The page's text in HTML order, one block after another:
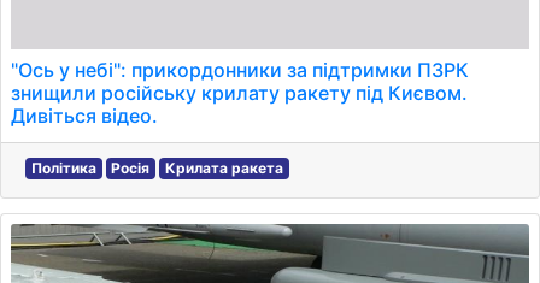
"Ось у небі": прикордонники за підтримки ПЗРК
знищили російську крилату ракету під Києвом.
Дивіться відео.
Політика Росія Крилата ракета